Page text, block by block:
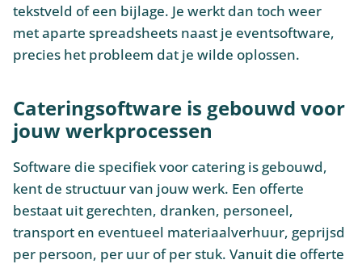
tekstveld of een bijlage. Je werkt dan toch weer
met aparte spreadsheets naast je eventsoftware,
precies het probleem dat je wilde oplossen.
Cateringsoftware is gebouwd voor
jouw werkprocessen
Software die specifiek voor catering is gebouwd,
kent de structuur van jouw werk. Een offerte
bestaat uit gerechten, dranken, personeel,
transport en eventueel materiaalverhuur, geprijsd
per persoon, per uur of per stuk. Vanuit die offerte